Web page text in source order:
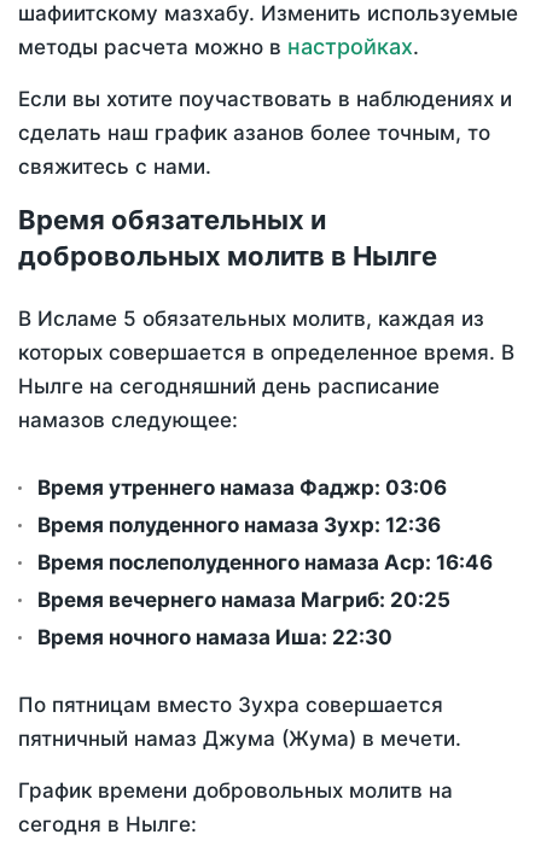
шафиитскому мазхабу. Изменить используемые
методы расчета можно в настройках.
Если вы хотите поучаствовать в наблюдениях и
сделать наш график азанов более точным, то
свяжитесь с нами.
Время обязательных и
добровольных молитв в Нылге
В Исламе 5 обязательных молитв, каждая из
которых совершается в определенное время. В
Нылге на сегодняшний день расписание
намазов следующее:
Время утреннего намаза Фаджр: 03:06
Время полуденного намаза Зухр: 12:36
Время послеполуденного намаза Аср: 16:46
Время вечернего намаза Магриб: 20:25
Время ночного намаза Иша: 22:30
По пятницам вместо Зухра совершается
пятничный намаз Джума (Жума) в мечети.
График времени добровольных молитв на
сегодня в Нылге: